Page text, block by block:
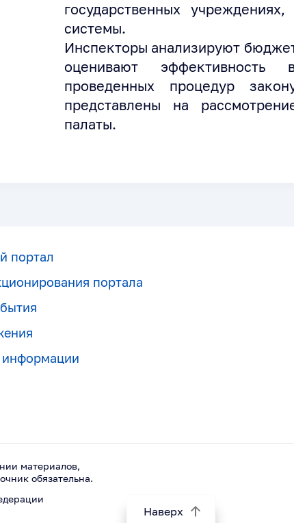
государственных
системы.
Инспекторы анализируют
оценивают эффективность
проведенных процедур
представлены на
палаты.
портал
портала
информации
материалов,
обязательна.
Наверх